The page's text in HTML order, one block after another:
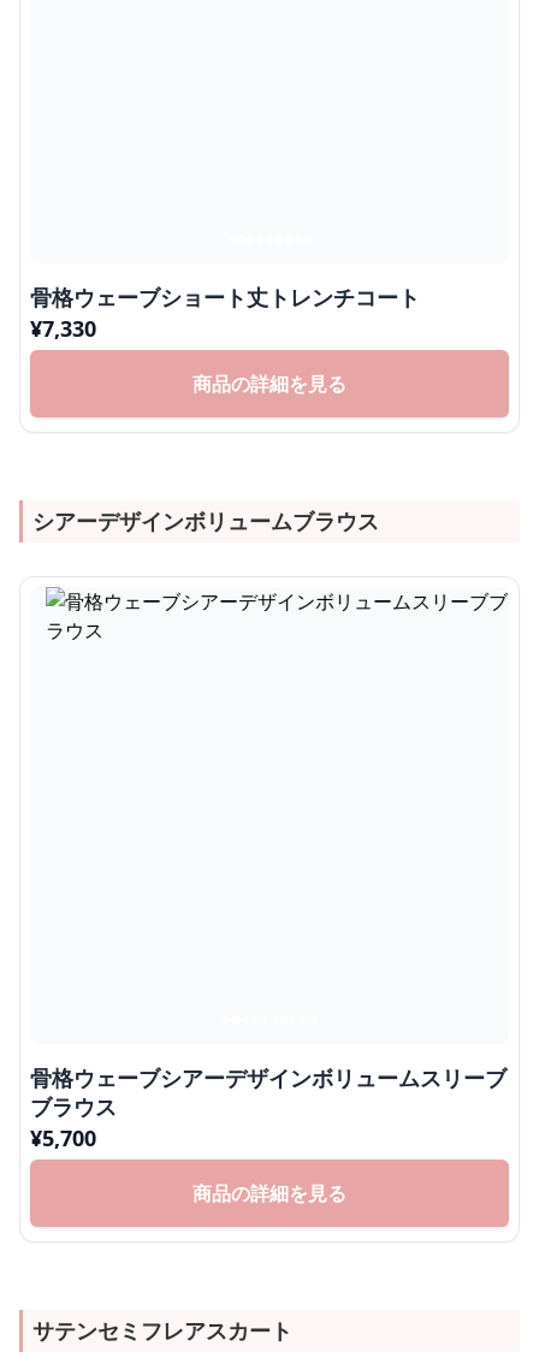
骨格ウェーブショート丈トレンチコート
¥7,330
商品の詳細を見る
シアーデザインボリュームブラウス
骨格ウェーブシアーデザインボリュームスリーブ
ブラウス
¥5,700
商品の詳細を見る
サテンセミフレアスカート